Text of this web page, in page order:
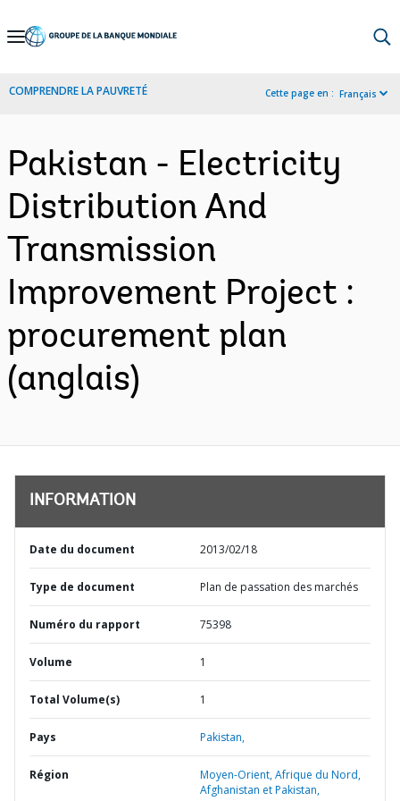
Skip
Navigation
COMPRENDRE LA PAUVRETÉ Cette page en : Français
Pakistan - Electricity
Distribution And
Transmission
Improvement Project :
procurement plan
(anglais)
INFORMATION
Date du document 2013/02/18
Type de document Plan de passation des marchés
Numéro du rapport 75398
Volume 1
Total Volume(s) 1
Pays Pakistan,
Région
Moyen-Orient, Afrique du Nord,
Afghanistan et Pakistan,